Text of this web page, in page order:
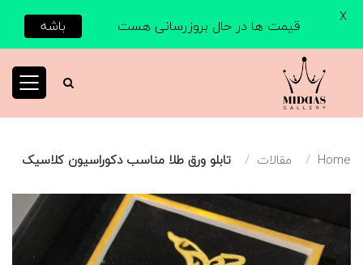
Home مقالات تابلو ورق طلا مناسب دکوراسیون کلاسیک
قیمت ها در حال بروزرسانی هست باشه X